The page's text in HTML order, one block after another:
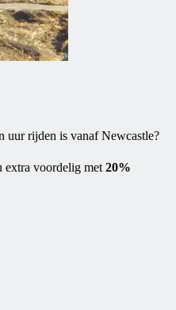
uur rijden is vanaf Newcastle?
extra voordelig met 20%